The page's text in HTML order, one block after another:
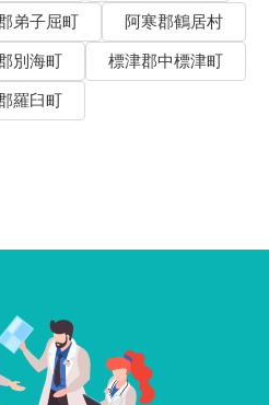
弟子屈町
阿寒郡鶴居村
別海町
標津郡中標津町
羅臼町